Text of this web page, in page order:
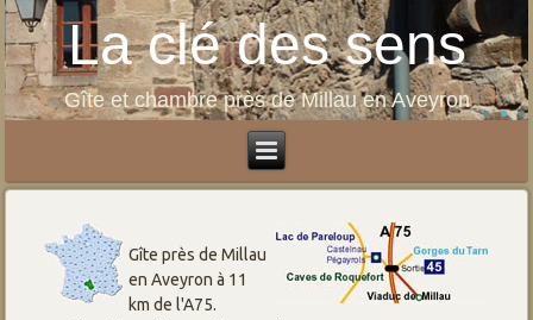
La clé des sens
Gîte et chambre près de Millau en Aveyron
Gîte près de Millau
en Aveyron à 11
km de l'A75.